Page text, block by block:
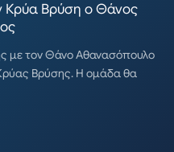
Κρύα Βρύση ο Θάνος
με τον Θάνο Αθανασόπουλο
Βρύσης. Η ομάδα θα